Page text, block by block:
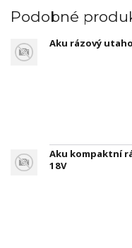
Podobné
Aku rázový
Aku kompaktní
18V